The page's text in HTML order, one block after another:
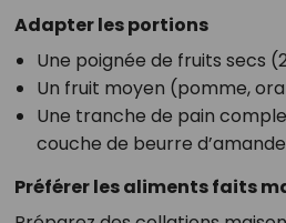
Adapter les portions
Une poignée de fruits secs
Un fruit moyen (pomme,
Une tranche de pain
couche de beurre
Préférer les aliments faits